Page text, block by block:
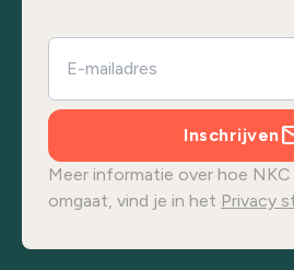
Inschrijven
Meer informatie over hoe
omgaat, vind je in het Privacy